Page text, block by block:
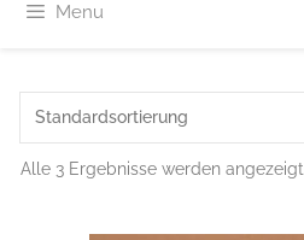
Menu
Alle 3 Ergebnisse werden angezeigt